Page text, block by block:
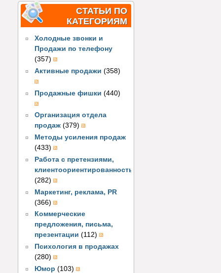
СТАТЬИ ПО
КАТЕГОРИЯМ
Холодные звонки и
Продажи по телефону
(357)
Активные продажи (358)
Продажные фишки (440)
Организация отдела
продаж (379)
Методы усиления продаж
(433)
Работа с претензиями,
клиентоориентированность
(282)
Маркетинг, реклама, PR
(366)
Коммерческие
предложения, письма,
презентации (112)
Психология в продажах
(280)
Юмор (103)